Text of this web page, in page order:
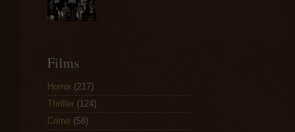
Films
Horror (217)
Thriller (124)
Crime (58)